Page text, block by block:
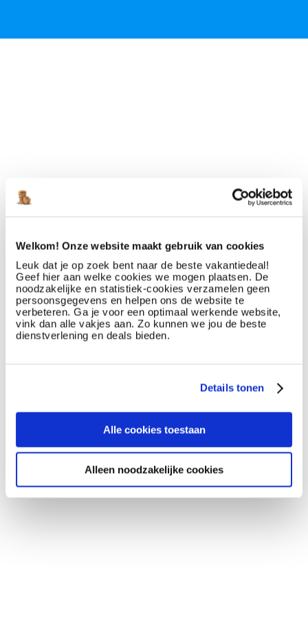
Welkom! Onze website maakt gebruik van cookies
Leuk dat je op zoek bent naar de beste vakantiedeal!
Geef hier aan welke cookies we mogen plaatsen. De
noodzakelijke en statistiek-cookies verzamelen geen
persoonsgegevens en helpen ons de website te
verbeteren. Ga je voor een optimaal werkende website,
vink dan alle vakjes aan. Zo kunnen we jou de beste
dienstverlening en deals bieden.
Details tonen
Alle cookies toestaan
Alleen noodzakelijke cookies